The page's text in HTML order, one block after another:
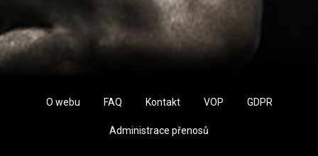
O webu FAQ Kontakt VOP GDPR
Administrace přenosů